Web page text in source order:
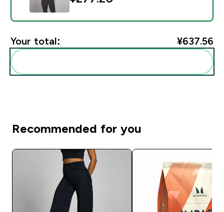
Your total: ¥637.56‎
Recommended for you